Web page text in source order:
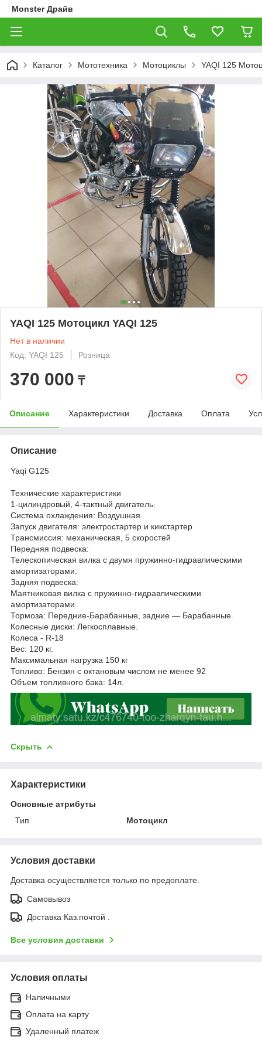
Monster Драйв
Каталог Мототехника Мотоциклы YAQI 125
YAQI 125 Мотоцикл YAQI 125
Нет в наличии
Код: YAQI 125
Розница
370 000 ₸
Описание Характеристики Доставка Оплата
Описание
Yaqi G125
Технические характеристики
1-цилиндровый, 4-тактный двигатель.
Система охлаждения: Воздушная.
Запуск двигателя: электростартер и кикстартер
Трансмиссия: механическая, 5 скоростей
Передняя подвеска:
Телескопическая вилка с двумя пружинно-гидравлическими
амортизаторами.
Задняя подвеска:
Маятниковая вилка с пружинно-гидравлическими
амортизаторами
Тормоза: Передние-Барабанные, задние — Барабанные.
Колесные диски: Легкосплавные.
Колеса - R-18
Вес: 120 кг.
Максимальная нагрузка 150 кг
Топливо: Бензин с октановым числом не менее 92
Объем топливного бака: 14л.
Скрыть
Характеристики
Основные атрибуты
Тип
Мотоцикл
Условия доставки
Доставка осуществляется только по предоплате.
Самовывоз
Доставка Каз.почтой .
Все условия доставки
Условия оплаты
Наличными
Оплата на карту
Удаленный платеж